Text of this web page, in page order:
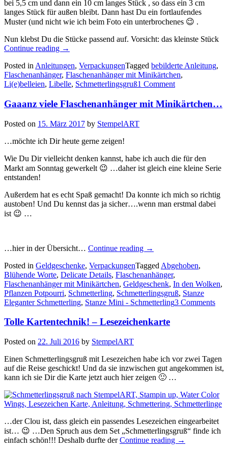
bei 5,5 cm und dann ein 10 cm langes Stück , so dass ein 3 cm
langes Stück für außen bleibt. Dann hast Du ein fortlaufendes
Muster (und nicht wie ich beim Foto ein unterbrochenes 😉 .
Nun klebst Du die Stücke passend auf. Vorsicht: das kleinste Stück
Continue reading „Die
für
die
Flaschenanhänger
Minikarte…“
→
Posted in Anleitungen, VerpackungenTagged bebilderte Anleitung,
Flaschenanhänger, Flaschenanhänger mit Minikärtchen,
Li(e)belleien, Libelle, Schmetterlingsgruß1 Comment
Gaaanz viele Flaschenanhänger mit Minikärtchen…
Posted on 15. März 2017 by StempelART
…möchte ich Dir heute gerne zeigen!
Wie Du Dir vielleicht denken kannst, habe ich auch die für den
Markt am Sonntag gewerkelt 😉 …daher ist gleich eine kleine Serie
entstanden!
Außerdem hat es echt Spaß gemacht! Da konnte ich mich so richtig
austoben! Und Du kennst das ja sicher….wenn man erstmal dabei
ist 😉 …
…hier in der Übersicht… Continue reading „Gaaanz
Flaschenanhänger
mit
Minikärtchen…“
→
Posted in Geldgeschenke, VerpackungenTagged Abgehoben,
Blühende Worte, Delicate Details, Flaschenanhänger,
Flaschenanhänger mit Minikärtchen, Geldgeschenk, In den Wolken,
Pflanzen Potpourri, Schmetterling, Schmetterlingsgruß, Stanze
Eleganter Schmetterling, Stanze Mini - Schmetterling3 Comments
Tolle Kartentechnik! – Lesezeichenkarte
Posted on 22. Juli 2016 by StempelART
Einen Schmetterlingsgruß mit Lesezeichen habe ich vor zwei Tagen
auf die Reise geschickt! Und da sie inzwischen gut angekommen ist,
kann ich sie Dir die Karte jetzt auch hier zeigen 🙂 …
…der Clou ist, dass gleich ein passendes Lesezeichen eingearbeitet
ist… 😉 …Den Spruch aus dem Set „Schmetterlingsgruß“ finde ich
einfach schön!!! Deshalb durfte derContinue reading „Tolle
→